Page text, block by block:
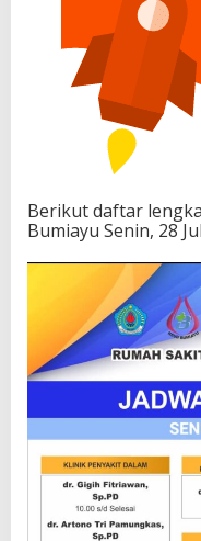
Berikut daftar
Bumiayu Senin, 28